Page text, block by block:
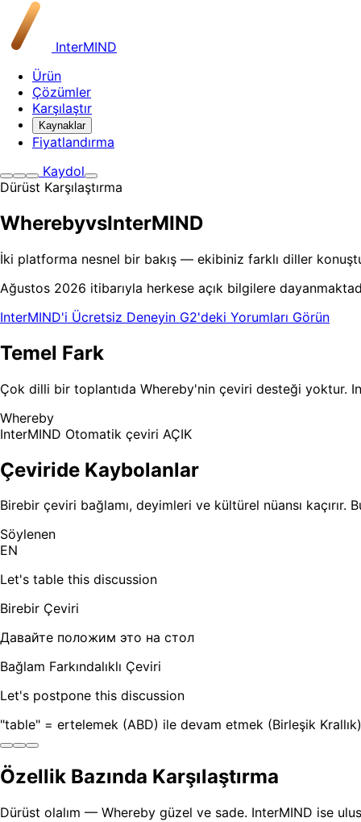
InterMIND
Ürün
Çözümler
Karşılaştır
Kaynaklar
Fiyatlandırma
Kaydol
Dürüst Karşılaştırma
WherebyvsInterMIND
İki platforma nesnel bir bakış — ekibiniz farklı diller
Ağustos 2026 itibarıyla herkese açık bilgilere
InterMIND'i Ücretsiz Deneyin G2'deki Yorumları Görün
Temel Fark
Çok dilli bir toplantıda Whereby'nin çeviri desteği yoktur.
Whereby
InterMIND Otomatik çeviri AÇIK
Çeviride Kaybolanlar
Birebir çeviri bağlamı, deyimleri ve kültürel nüansı kaçırır.
Söylenen
EN
Let's table this discussion
Birebir Çeviri
Давайте положим это на стол
Bağlam Farkındalıklı Çeviri
Let's postpone this discussion
"table" = ertelemek (ABD) ile devam etmek (Birleşik Krallık)
Özellik Bazında Karşılaştırma
Dürüst olalım — Whereby güzel ve sade. InterMIND ise